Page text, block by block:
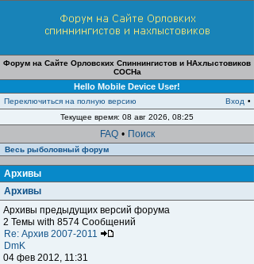
Форум на Сайте Орловских Спиннингистов и НАхлыстовиков
СОСНа
Hello Mobile Device User!
Переключиться на полную версию Вход •
Текущее время: 08 авг 2026, 08:25
FAQ • Поиск
Весь рыболовный форум
Архивы
Архивы
Архивы предыдущих версий форума
2 Темы with 8574 Сообщений
Re: Архив 2007-2011
DmK
04 фев 2012, 11:31